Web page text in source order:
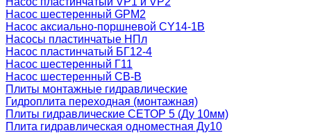
Насос шестеренный GPM2
Насос аксиально-поршневой CY14-1B
Насосы пластинчатые НПл
Насос пластинчатый БГ12-4
Насос шестеренный Г11
Насос шестеренный СВ-В
Плиты монтажные гидравлические
Гидроплита переходная (монтажная)
Плиты гидравлические СЕТОР 5 (Ду 10мм)
Плита гидравлическая одноместная Ду10